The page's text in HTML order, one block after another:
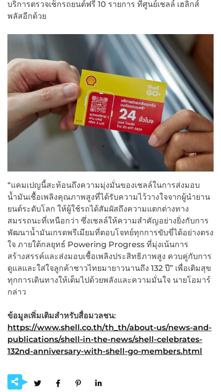
บริการตรวจเช็กรถยนต์ฟรี 10 รายการ ที่ศูนย์เชลล์ เฮลิกส์
พลัสอีกด้วย
“แคมเปญนี้สะท้อนถึงความมุ่งมั่นของเชลล์ในการส่งมอบ
น้ำมันเชื้อเพลิงคุณภาพสูงที่ได้รับความไว้วางใจจากผู้นำยาน
ยนต์ระดับโลก ให้ผู้ใช้รถได้สัมผัสถึงความแตกต่างทาง
สมรรถนะที่เหนือกว่า ซึ่งเชลล์ให้ความสำคัญอย่างยิ่งกับการ
พัฒนาน้ำมันเกรดพรีเมียมที่ตอบโจทย์ทุกการขับขี่ได้อย่างตรง
ใจ ภายใต้กลยุทธ์ Powering Progress ที่มุ่งเน้นการ
สร้างสรรค์และส่งมอบเชื้อเพลิงประสิทธิภาพสูง ควบคู่กับการ
ดูแลและใส่ใจลูกค้าชาวไทยมายาวนานถึง 132 ปี” เพื่อเติมสุข
ทุกการเดินทางให้เต็มไปด้วยพลังและความมั่นใจ นายโอมาร์
กล่าว
ข้อมูลเพิ่มเติมสำหรับสื่อมวลชน:
https://www.shell.co.th/th_th/about-us/news-and-
publications/shell-in-the-news/shell-celebrates-
132nd-anniversary-with-shell-go-members.html